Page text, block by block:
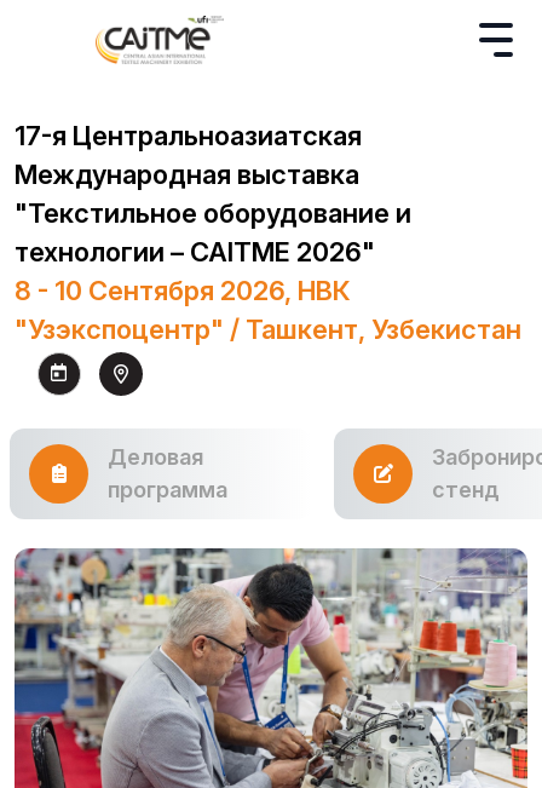
17-я Центральноазиатская
Международная выставка
"Текстильное оборудование и
технологии – CAITME 2026"
8 - 10 Сентября 2026, НВК
"Узэкспоцентр" / Ташкент, Узбекистан
Деловая
программа
стенд